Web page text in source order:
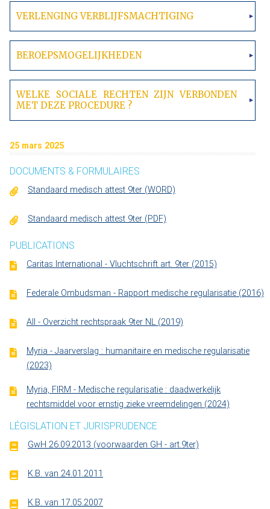
VERLENGING VERBLIJFSMACHTIGING
BEROEPSMOGELIJKHEDEN
WELKE SOCIALE RECHTEN ZIJN VERBONDEN
MET DEZE PROCEDURE ?
25 mars 2025
DOCUMENTS & FORMULAIRES
Standaard medisch attest 9ter (WORD)
Standaard medisch attest 9ter (PDF)
PUBLICATIONS
Caritas International - Vluchtschrift art. 9ter (2015)
Federale Ombudsman - Rapport medische regularisatie (2016)
AII - Overzicht rechtspraak 9ter NL (2019)
Myria - Jaarverslag : humanitaire en medische regularisatie
(2023)
Myria, FIRM - Medische regularisatie : daadwerkelijk
rechtsmiddel voor ernstig zieke vreemdelingen (2024)
LÉGISLATION ET JURISPRUDENCE
GwH 26.09.2013 (voorwaarden GH - art.9ter)
K.B. van 24.01.2011
K.B. van 17.05.2007